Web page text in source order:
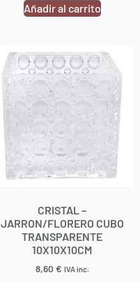
Añadir al carrito
CRISTAL –
JARRON/FLORERO CUBO
TRANSPARENTE
10X10X10CM
8,60 € IVA inc.